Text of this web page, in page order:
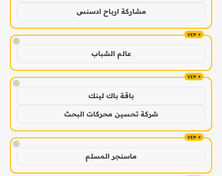
مشاركة ارباح ادسنس
!
عالم الشباب
!
باقة باك لينك
شركة تحسين محركات البحث
!
ماسنجر المسلم